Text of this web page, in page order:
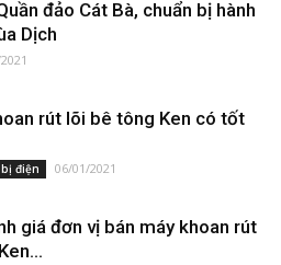
đảo Cát Bà, chuẩn bị hành
Dịch
rút lõi bê tông Ken có tốt
điện 06/01/2021
giá đơn vị bán máy khoan rút